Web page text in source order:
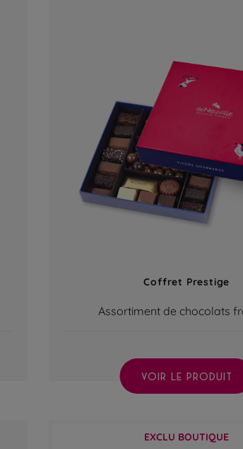
Coffret Prestige
Assortiment de chocolats
VOIR LE PRODUIT
EXCLU BOUTIQUE